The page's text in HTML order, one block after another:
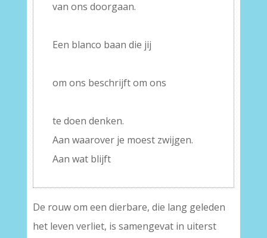
van ons doorgaan.
Een blanco baan die jij
om ons beschrijft om ons
te doen denken.
Aan waarover je moest zwijgen.
Aan wat blijft
De rouw om een dierbare, die lang geleden
het leven verliet, is samengevat in uiterst